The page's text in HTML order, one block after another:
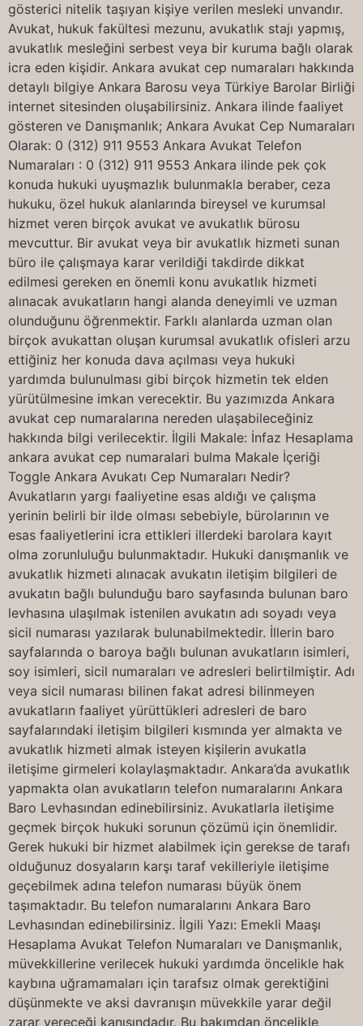
gösterici nitelik taşıyan kişiye verilen mesleki unvandır.
Avukat, hukuk fakültesi mezunu, avukatlık stajı yapmış,
avukatlık mesleğini serbest veya bir kuruma bağlı olarak
icra eden kişidir. Ankara avukat cep numaraları hakkında
detaylı bilgiye Ankara Barosu veya Türkiye Barolar Birliği
internet sitesinden oluşabilirsiniz. Ankara ilinde faaliyet
gösteren ve Danışmanlık; Ankara Avukat Cep Numaraları
Olarak: 0 (312) 911 9553 Ankara Avukat Telefon
Numaraları : 0 (312) 911 9553 Ankara ilinde pek çok
konuda hukuki uyuşmazlık bulunmakla beraber, ceza
hukuku, özel hukuk alanlarında bireysel ve kurumsal
hizmet veren birçok avukat ve avukatlık bürosu
mevcuttur. Bir avukat veya bir avukatlık hizmeti sunan
büro ile çalışmaya karar verildiği takdirde dikkat
edilmesi gereken en önemli konu avukatlık hizmeti
alınacak avukatların hangi alanda deneyimli ve uzman
olunduğunu öğrenmektir. Farklı alanlarda uzman olan
birçok avukattan oluşan kurumsal avukatlık ofisleri arzu
ettiğiniz her konuda dava açılması veya hukuki
yardımda bulunulması gibi birçok hizmetin tek elden
yürütülmesine imkan verecektir. Bu yazımızda Ankara
avukat cep numaralarına nereden ulaşabileceğiniz
hakkında bilgi verilecektir. İlgili Makale: İnfaz Hesaplama
ankara avukat cep numaralari bulma Makale İçeriği
Toggle Ankara Avukatı Cep Numaraları Nedir?
Avukatların yargı faaliyetine esas aldığı ve çalışma
yerinin belirli bir ilde olması sebebiyle, bürolarının ve
esas faaliyetlerini icra ettikleri illerdeki barolara kayıt
olma zorunluluğu bulunmaktadır. Hukuki danışmanlık ve
avukatlık hizmeti alınacak avukatın iletişim bilgileri de
avukatın bağlı bulunduğu baro sayfasında bulunan baro
levhasına ulaşılmak istenilen avukatın adı soyadı veya
sicil numarası yazılarak bulunabilmektedir. İllerin baro
sayfalarında o baroya bağlı bulunan avukatların isimleri,
soy isimleri, sicil numaraları ve adresleri belirtilmiştir. Adı
veya sicil numarası bilinen fakat adresi bilinmeyen
avukatların faaliyet yürüttükleri adresleri de baro
sayfalarındaki iletişim bilgileri kısmında yer almakta ve
avukatlık hizmeti almak isteyen kişilerin avukatla
iletişime girmeleri kolaylaşmaktadır. Ankara’da avukatlık
yapmakta olan avukatların telefon numaralarını Ankara
Baro Levhasından edinebilirsiniz. Avukatlarla iletişime
geçmek birçok hukuki sorunun çözümü için önemlidir.
Gerek hukuki bir hizmet alabilmek için gerekse de tarafı
olduğunuz dosyaların karşı taraf vekilleriyle iletişime
geçebilmek adına telefon numarası büyük önem
taşımaktadır. Bu telefon numaralarını Ankara Baro
Levhasından edinebilirsiniz. İlgili Yazı: Emekli Maaşı
Hesaplama Avukat Telefon Numaraları ve Danışmanlık,
müvekkillerine verilecek hukuki yardımda öncelikle hak
kaybına uğramamaları için tarafsız olmak gerektiğini
düşünmekte ve aksi davranışın müvekkile yarar değil
zarar vereceği kanısındadır. Bu bakımdan öncelikle